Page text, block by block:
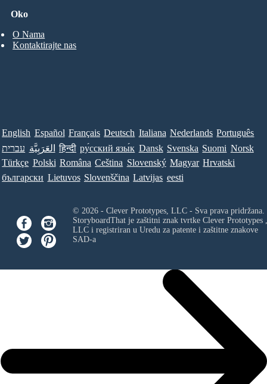
Oko
O Nama
Kontaktirajte nas
English Español Français Deutsch Italiana Nederlands Português
עברית العَرَبِيَّة हिन्दी ру́сский язы́к Dansk Svenska Suomi Norsk
Türkçe Polski Româna Ceština Slovenský Magyar Hrvatski
български Lietuvos Slovenščina Latvijas eesti
© 2026 - Clever Prototypes, LLC - Sva prava pridržana.
StoryboardThat je zaštitni znak tvrtke Clever Prototypes ,
LLCi registriran u Uredu za patente i zaštitne znakove
SAD-a